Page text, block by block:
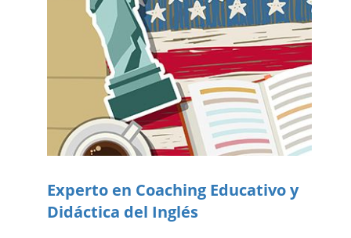
Experto en Coaching Educativo y
Didáctica del Inglés